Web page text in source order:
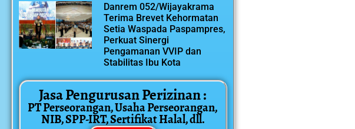
Danrem 052/Wijayakrama
Terima Brevet Kehormatan
Setia Waspada Paspampres,
Perkuat Sinergi
Pengamanan VVIP dan
Stabilitas Ibu Kota
Jasa Pengurusan Perizinan :
PT Perseorangan, Usaha Perseorangan,
NIB, SPP-IRT, Sertifikat Halal, dll.